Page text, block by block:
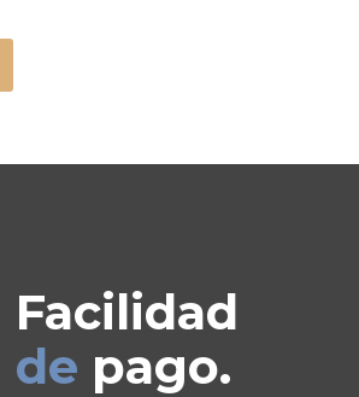
Facilidad
de pago.